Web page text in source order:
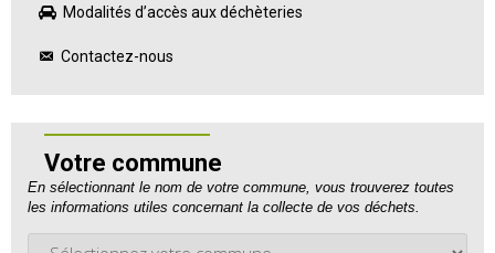
Modalités d’accès aux déchèteries
Contactez-nous
Votre commune
En sélectionnant le nom de votre commune, vous trouverez toutes
les informations utiles concernant la collecte de vos déchets.